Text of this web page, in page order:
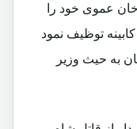
عموی خود را
توظیف نمود
به حیث وزیر